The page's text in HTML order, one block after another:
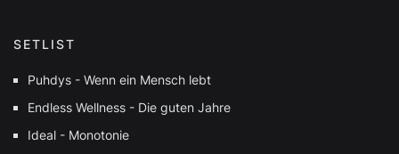
SETLIST
Puhdys - Wenn ein Mensch lebt
Endless Wellness - Die guten Jahre
Ideal - Monotonie